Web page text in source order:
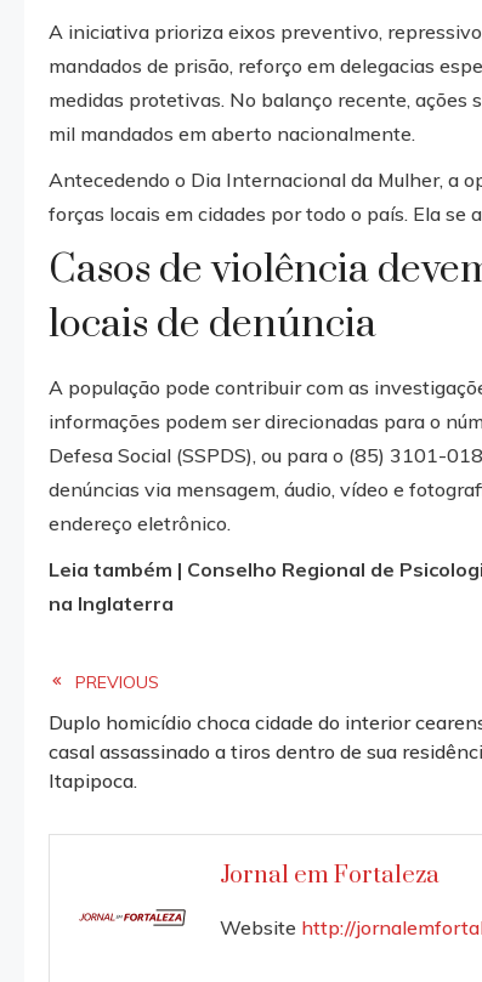
A iniciativa prioriza eixos preventivo,
mandados de prisão, reforço em delegacias
medidas protetivas. No balanço recente, ações
mil mandados em aberto nacionalmente.
Antecedendo o Dia Internacional da Mulher, a
forças locais em cidades por todo o país. Ela
Casos de violência
locais de denúncia
A população pode contribuir com as
informações podem ser direcionadas para o
Defesa Social (SSPDS), ou para o (85) 3101-
denúncias via mensagem, áudio, vídeo e
endereço eletrônico.
Leia também | Conselho Regional de
na Inglaterra
Read
more
articles
PREVIOUS
Duplo homicídio choca cidade do interior
casal assassinado a tiros dentro de sua
Itapipoca.
Jornal em Fortaleza
Website http://